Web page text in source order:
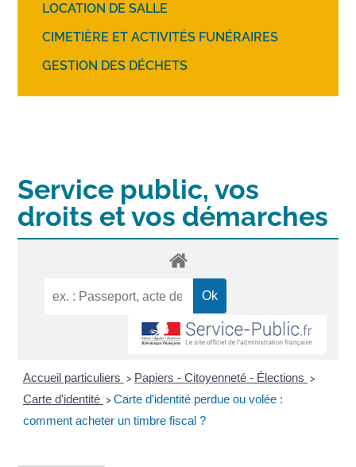
LOCATION DE SALLE
CIMETIÈRE ET ACTIVITÉS FUNÉRAIRES
GESTION DES DÉCHETS
Service public, vos
droits et vos démarches
Accueil particuliers > Papiers - Citoyenneté - Élections >
Carte d'identité > Carte d'identité perdue ou volée :
comment acheter un timbre fiscal ?